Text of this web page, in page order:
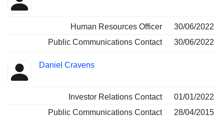
Human Resources Officer
30/06/2022
Public Communications Contact
30/06/2022
Daniel Cravens
Investor Relations Contact
01/01/2022
Public Communications Contact
28/04/2015